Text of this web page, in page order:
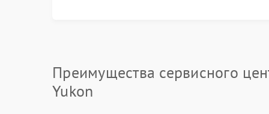
Преимущества сервисного
Yukon